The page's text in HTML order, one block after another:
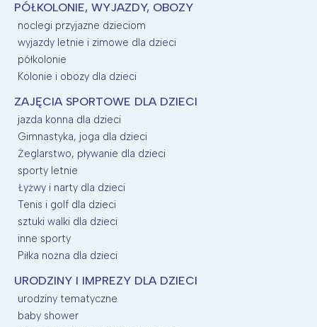
PÓŁKOLONIE, WYJAZDY, OBOZY
noclegi przyjazne dzieciom
wyjazdy letnie i zimowe dla dzieci
półkolonie
Kolonie i obozy dla dzieci
ZAJĘCIA SPORTOWE DLA DZIECI
jazda konna dla dzieci
Gimnastyka, joga dla dzieci
Żeglarstwo, pływanie dla dzieci
sporty letnie
Łyżwy i narty dla dzieci
Tenis i golf dla dzieci
sztuki walki dla dzieci
inne sporty
Piłka nożna dla dzieci
URODZINY I IMPREZY DLA DZIECI
urodziny tematyczne
baby shower